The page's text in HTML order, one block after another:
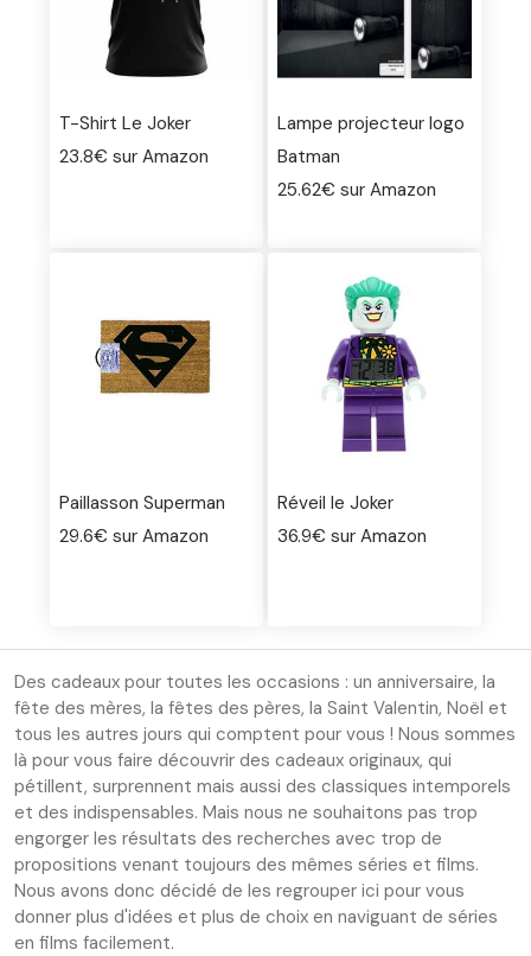
T-Shirt Le Joker
23.8€ sur Amazon
Lampe projecteur logo
Batman
25.62€ sur Amazon
Paillasson Superman
29.6€ sur Amazon
Réveil le Joker
36.9€ sur Amazon
Des cadeaux pour toutes les occasions : un anniversaire, la
fête des mères, la fêtes des pères, la Saint Valentin, Noël et
tous les autres jours qui comptent pour vous ! Nous sommes
là pour vous faire découvrir des cadeaux originaux, qui
pétillent, surprennent mais aussi des classiques intemporels
et des indispensables. Mais nous ne souhaitons pas trop
engorger les résultats des recherches avec trop de
propositions venant toujours des mêmes séries et films.
Nous avons donc décidé de les regrouper ici pour vous
donner plus d'idées et plus de choix en naviguant de séries
en films facilement.